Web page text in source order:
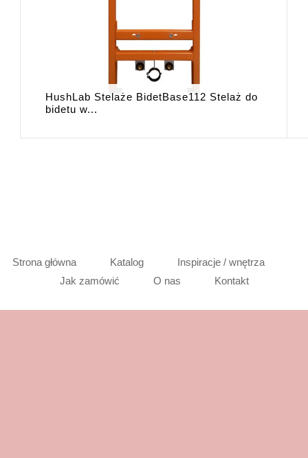
HushLab Stelaże BidetBase112 Stelaż do
bidetu w...
Strona główna Katalog
Inspiracje / wnętrza
Jak zamówić
O nas Kontakt